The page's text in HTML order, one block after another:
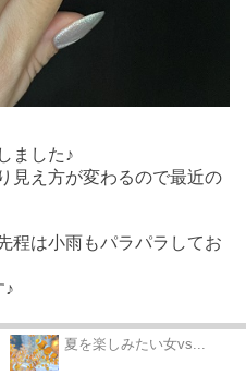
ました♪
見え方が変わるので最近の
程は小雨もパラパラしてお
♪
夏を楽しみたい女vs...